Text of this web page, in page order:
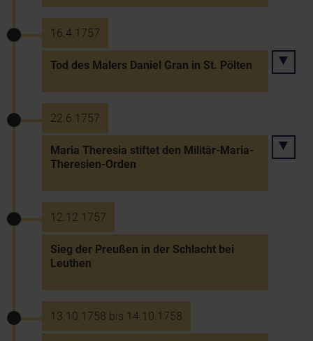
16.4.1757
Tod des Malers Daniel Gran in St. Pölten
22.6.1757
Maria Theresia stiftet den Militär-Maria-
Theresien-Orden
12.12.1757
Sieg der Preußen in der Schlacht bei
Leuthen
13.10.1758 bis 14.10.1758